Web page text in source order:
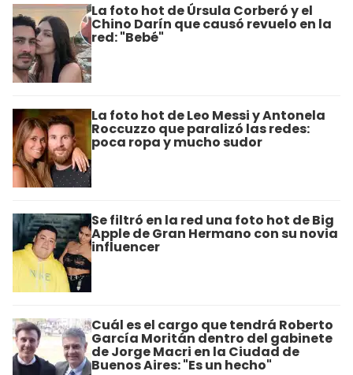
La foto hot de Úrsula Corberó y el
Chino Darín que causó revuelo en la
red: "Bebé"
La foto hot de Leo Messi y Antonela
Roccuzzo que paralizó las redes:
poca ropa y mucho sudor
Se filtró en la red una foto hot de Big
Apple de Gran Hermano con su novia
influencer
Cuál es el cargo que tendrá Roberto
García Moritán dentro del gabinete
de Jorge Macri en la Ciudad de
Buenos Aires: "Es un hecho"